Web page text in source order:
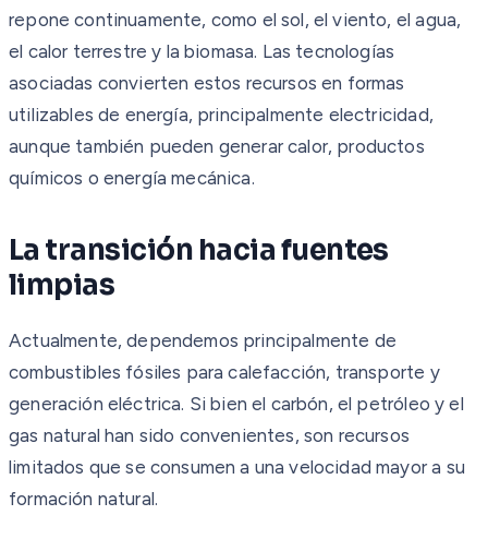
repone continuamente, como el sol, el viento, el agua,
el calor terrestre y la biomasa. Las tecnologías
asociadas convierten estos recursos en formas
utilizables de energía, principalmente electricidad,
aunque también pueden generar calor, productos
químicos o energía mecánica.
La transición hacia fuentes
limpias
Actualmente, dependemos principalmente de
combustibles fósiles para calefacción, transporte y
generación eléctrica. Si bien el carbón, el petróleo y el
gas natural han sido convenientes, son recursos
limitados que se consumen a una velocidad mayor a su
formación natural.